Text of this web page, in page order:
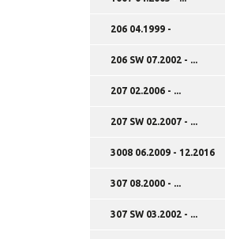
206 04.1999 -
206 SW 07.2002 - ...
207 02.2006 - ...
207 SW 02.2007 - ...
3008 06.2009 - 12.2016
307 08.2000 - ...
307 SW 03.2002 - ...